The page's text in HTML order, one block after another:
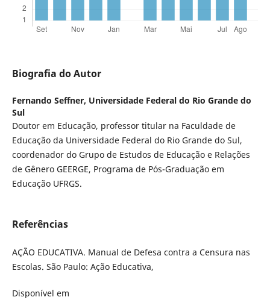
Biografia do Autor
Fernando Seffner, Universidade Federal do Rio Grande do
Sul
Doutor em Educação, professor titular na Faculdade de
Educação da Universidade Federal do Rio Grande do Sul,
coordenador do Grupo de Estudos de Educação e Relações
de Gênero GEERGE, Programa de Pós-Graduação em
Educação UFRGS.
Referências
AÇÃO EDUCATIVA. Manual de Defesa contra a Censura nas
Escolas. São Paulo: Ação Educativa,
Disponível em